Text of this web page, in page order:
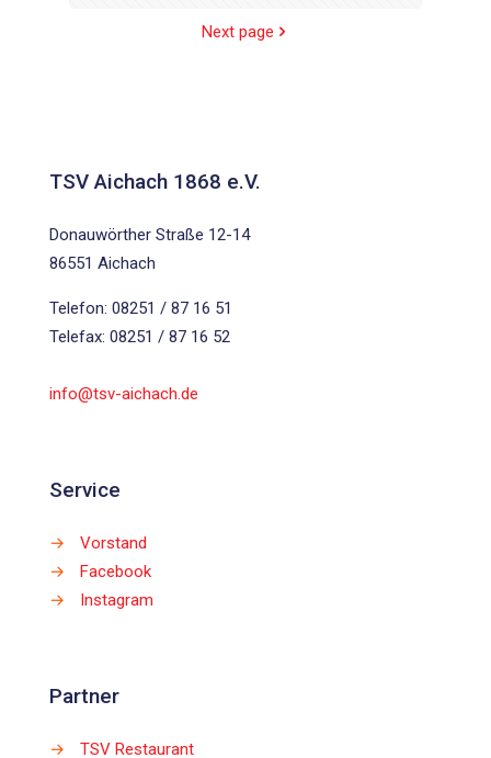
Next page
TSV Aichach 1868 e.V.
Donauwörther Straße 12-14
86551 Aichach
Telefon: 08251 / 87 16 51
Telefax: 08251 / 87 16 52
info@tsv-aichach.de
Service
→
Vorstand
→
Facebook
→
Instagram
Partner
→ TSV Restaurant